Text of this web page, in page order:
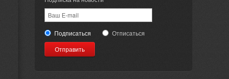
Подписаться Отписаться